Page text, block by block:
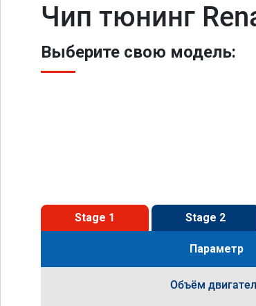
Чип тюнинг
Выберите свою модель:
Stage 1 Stage 2
Параметр
Объём